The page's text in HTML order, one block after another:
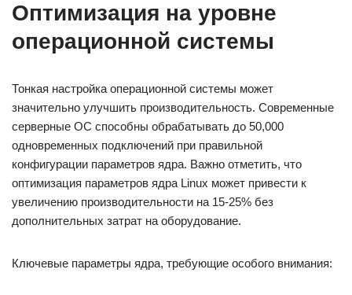
Оптимизация на уровне
операционной системы
Тонкая настройка операционной системы может
значительно улучшить производительность. Современные
серверные ОС способны обрабатывать до 50,000
одновременных подключений при правильной
конфигурации параметров ядра. Важно отметить, что
оптимизация параметров ядра Linux может привести к
увеличению производительности на 15-25% без
дополнительных затрат на оборудование.
Ключевые параметры ядра, требующие особого внимания: